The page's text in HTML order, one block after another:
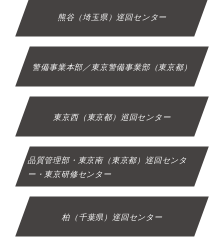
熊谷（埼玉県）巡回センター
警備事業本部／東京警備事業部（東京都）
東京西（東京都）巡回センター
品質管理部・東京南（東京都）巡回センタ
ー・東京研修センター
柏（千葉県）巡回センター